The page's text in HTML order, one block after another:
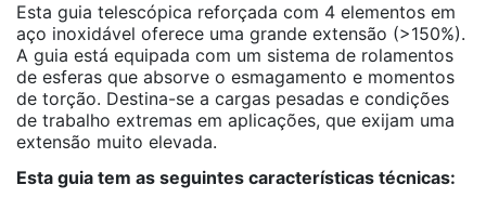
Esta guia telescópica reforçada com 4 elementos em
aço inoxidável oferece uma grande extensão (>150%).
A guia está equipada com um sistema de rolamentos
de esferas que absorve o esmagamento e momentos
de torção. Destina-se a cargas pesadas e condições
de trabalho extremas em aplicações, que exijam uma
extensão muito elevada.
Esta guia tem as seguintes características técnicas: